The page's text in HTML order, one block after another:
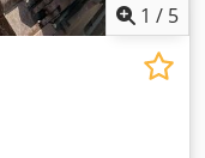
1 / 5